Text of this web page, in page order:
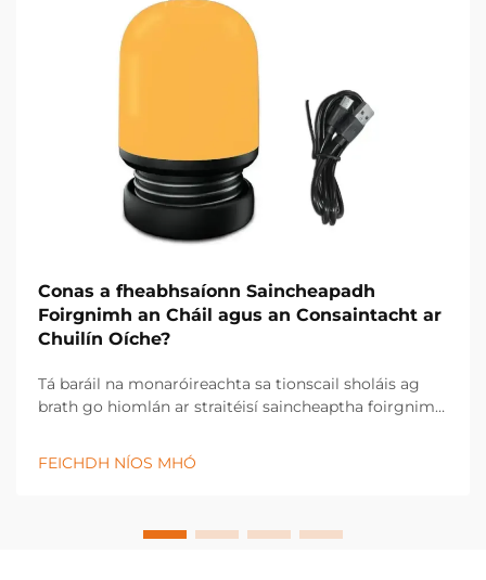
Conas a fheabhsaíonn Saincheapadh
Foirgnimh an Cháil agus an Consaintacht ar
Chuilín Oíche?
Tá baráil na monaróireachta sa tionscail sholáis ag
brath go hiomlán ar straitéisí saincheaptha foirgnimh
thoraidh táirge cothrom. Úsáideann monaróirí soláis
nua-aimseartha teicneolaíocht chun saincheapadh
FEICHDH NÍOS MHÓ